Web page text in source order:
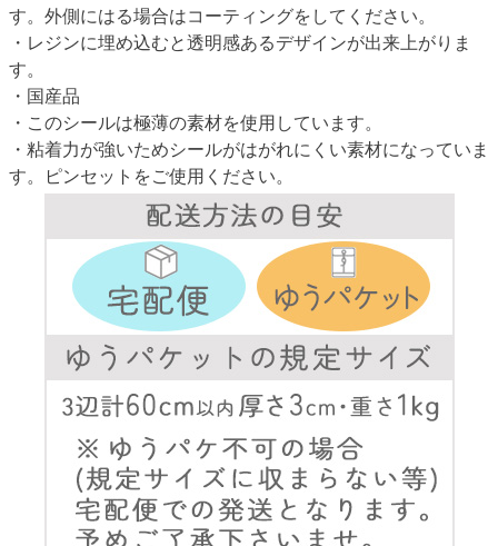
す。外側にはる場合はコーティングをしてください。
・レジンに埋め込むと透明感あるデザインが出来上がりま
す。
・国産品
・このシールは極薄の素材を使用しています。
・粘着力が強いためシールがはがれにくい素材になっていま
す。ピンセットをご使用ください。